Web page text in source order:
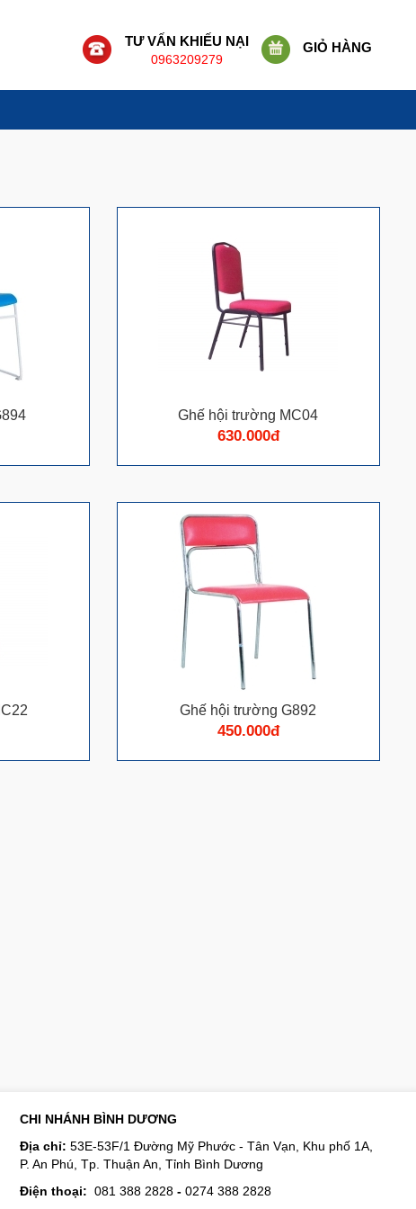
TƯ VẤN KHIẾU NẠI
0963209279
GIỎ HÀNG
Ghế hội trường MC04
630.000đ
Ghế hội trường G892
450.000đ
CHI NHÁNH BÌNH DƯƠNG
Địa chỉ: 53E-53F/1 Đường Mỹ Phước - Tân Vạn, Khu phố 1A,
P. An Phú, Tp. Thuận An, Tỉnh Bình Dương
Điện thoại: 081 388 2828- 0274 388 2828